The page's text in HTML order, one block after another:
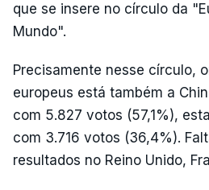
que se insere no círculo da
Mundo".
Precisamente nesse círculo,
europeus está também a
com 5.827 votos (57,1%),
com 3.716 votos (36,4%).
resultados no Reino Unido,